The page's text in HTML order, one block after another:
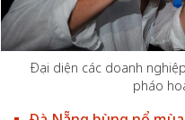
Đại diện các doanh
pháo